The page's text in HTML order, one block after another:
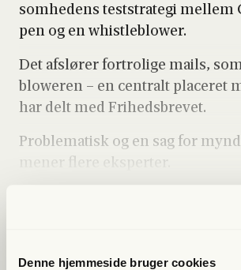
Denne hjemmeside bruger cookies
som­he­dens test­stra­te­gi
pen og en whi­st­le­blower.
Det afslø­rer for­tro­li­ge mails,
blowe­ren – en cen­tralt pla­ce­ret
har delt med Fri­heds­bre­vet.
Pro­ble­ma­tisk og en sag for
mener fle­re eks­per­ter.